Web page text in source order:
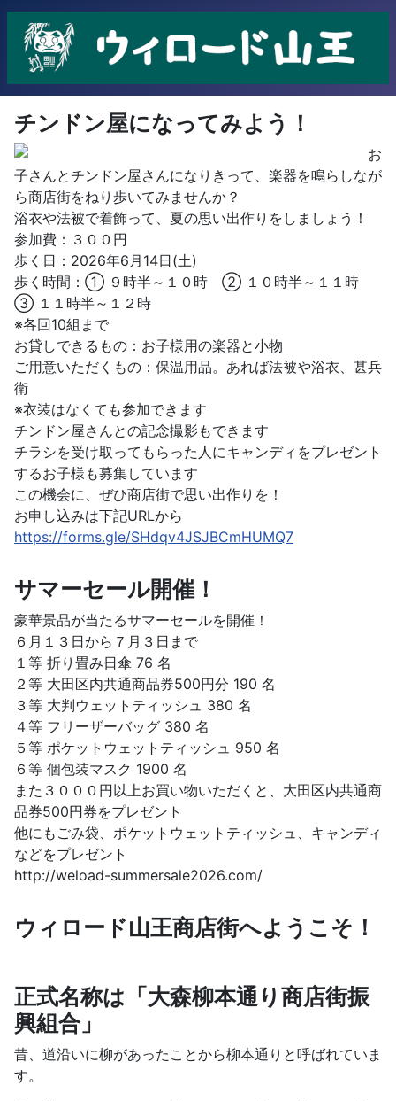
チンドン屋になってみよう！
お
子さんとチンドン屋さんになりきって、楽器を鳴らしなが
ら商店街をねり歩いてみませんか？
浴衣や法被で着飾って、夏の思い出作りをしましょう！
参加費：３００円
歩く日：2026年6月14日(土)
歩く時間：① ９時半～１０時 ② １０時半～１１時
③ １１時半～１２時
※各回10組まで
お貸しできるもの：お子様用の楽器と小物
ご用意いただくもの：保温用品。あれば法被や浴衣、甚兵
衛
※衣装はなくても参加できます
チンドン屋さんとの記念撮影もできます
チラシを受け取ってもらった人にキャンディをプレゼント
するお子様も募集しています
この機会に、ぜひ商店街で思い出作りを！
お申し込みは下記URLから
https://forms.gle/SHdqv4JSJBCmHUMQ7
サマーセール開催！
豪華景品が当たるサマーセールを開催！
６月１３日から７月３日まで
１等 折り畳み日傘 76 名
２等 大田区内共通商品券500円分 190 名
３等 大判ウェットティッシュ 380 名
４等 フリーザーバッグ 380 名
５等 ポケットウェットティッシュ 950 名
６等 個包装マスク 1900 名
また３０００円以上お買い物いただくと、大田区内共通商
品券500円券をプレゼント
他にもごみ袋、ポケットウェットティッシュ、キャンディ
などをプレゼント
http://weload-summersale2026.com/
ウィロード山王商店街へようこそ！
正式名称は「大森柳本通り商店街振
興組合」
昔、道沿いに柳があったことから柳本通りと呼ばれていま
す。